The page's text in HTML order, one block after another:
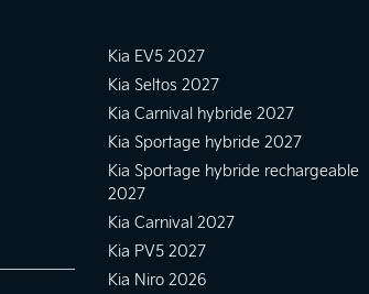
Kia EV5 2027
Kia Seltos 2027
Kia Carnival hybride 2027
Kia Sportage hybride 2027
Kia Sportage hybride rechargeable
2027
Kia Carnival 2027
Kia PV5 2027
Kia Niro 2026